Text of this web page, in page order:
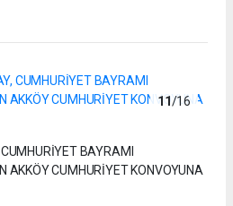
11/16
BAYRAMI
AKKÖY CUMHURİYET KONVOYUNA